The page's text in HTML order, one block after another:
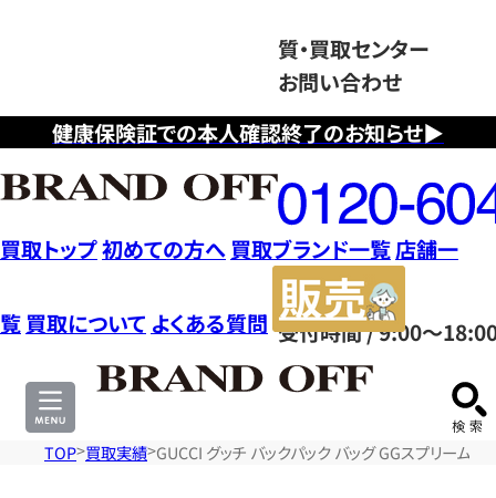
健康保険証での本人確認終了のお知らせ▶
質・買取センター
お問い合わせ
フ
リ
ー
ダ
イ
ヤ
ル
0120604117
受付時間 / 9:00～
買取トップ初めての方へ 買取ブランド一覧店舗一
覧 買取について よくある質問
サ
TOP 買取実績 GUCCI グッチ バックパック バッグ GGスプリーム